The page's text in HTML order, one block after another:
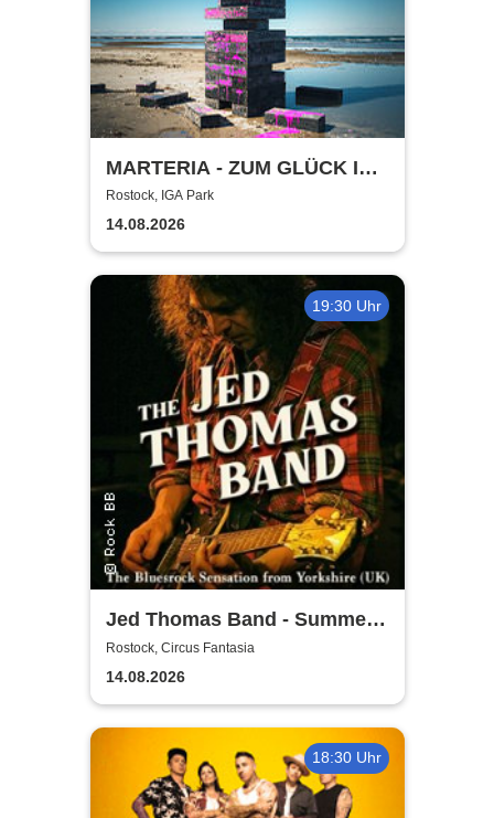
MARTERIA - ZUM GLÜCK IN
DIE ZUKUNFT TOUR 2026
Rostock, IGA Park
14.08.2026
19:30 Uhr
Jed Thomas Band - Summer
Tour 2026
Rostock, Circus Fantasia
14.08.2026
18:30 Uhr